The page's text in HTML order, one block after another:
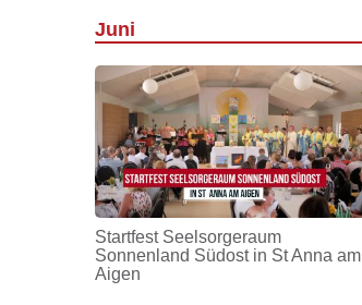
Juni
Startfest Seelsorgeraum
Sonnenland Südost in St Anna am
Aigen